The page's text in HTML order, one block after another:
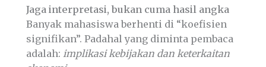
Jaga interpretasi, bukan cuma hasil angka
Banyak mahasiswa berhenti di “koefisien
signifikan”. Padahal yang diminta pembaca
adalah: implikasi kebijakan dan keterkaitan